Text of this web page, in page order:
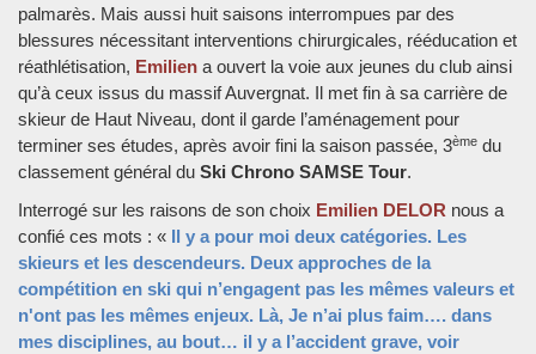
palmarès. Mais aussi huit saisons interrompues par des
blessures nécessitant interventions chirurgicales, rééducation et
réathlétisation, Emilien a ouvert la voie aux jeunes du club ainsi
qu’à ceux issus du massif Auvergnat. Il met fin à sa carrière de
skieur de Haut Niveau, dont il garde l’aménagement pour
terminer ses études, après avoir fini la saison passée, 3ème du
classement général du Ski Chrono SAMSE Tour.
Interrogé sur les raisons de son choix Emilien DELOR nous a
confié ces mots : « Il y a pour moi deux catégories. Les
skieurs et les descendeurs. Deux approches de la
compétition en ski qui n’engagent pas les mêmes valeurs et
n'ont pas les mêmes enjeux. Là, Je n’ai plus faim…. dans
mes disciplines, au bout… il y a l’accident grave, voir